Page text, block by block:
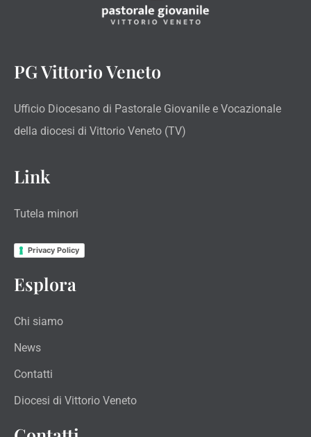
PG Vittorio Veneto
Ufficio Diocesano di Pastorale Giovanile e Vocazionale
della diocesi di Vittorio Veneto (TV)
Link
Tutela minori
Privacy Policy
Esplora
Chi siamo
News
Contatti
Diocesi di Vittorio Veneto